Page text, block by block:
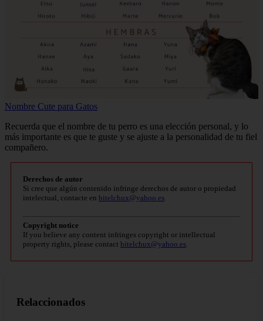
Nombre Cute para Gatos
Recuerda que el nombre de tu perro es una elección personal, y lo
más importante es que te guste y se ajuste a la personalidad de tu fiel
compañero.
Derechos de autor
Si cree que algún contenido infringe derechos de autor o propiedad
intelectual, contacte en bitelchux@yahoo.es.
Copyright notice
If you believe any content infringes copyright or intellectual
property rights, please contact bitelchux@yahoo.es.
Relaccionados